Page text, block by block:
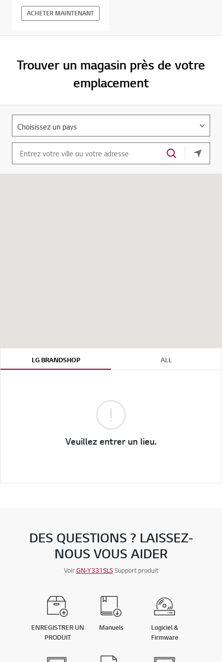
ACHETER MAINTENANT
Trouver un magasin près de votre
emplacement
Votre
LG BRANDSHOP ALL
Veuillez entrer un lieu.
DES QUESTIONS ? LAISSEZ-
NOUS VOUS AIDER
VoirGN-Y331SLSSupport produit
ENREGISTRER UN
PRODUIT
Manuels
Logiciel &
Firmware